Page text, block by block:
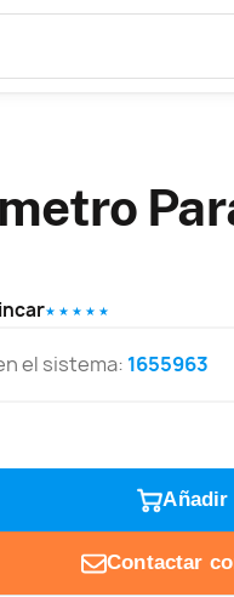
★ ★ ★ ★ ★
el sistema: 1655963
Añadir
Contactar